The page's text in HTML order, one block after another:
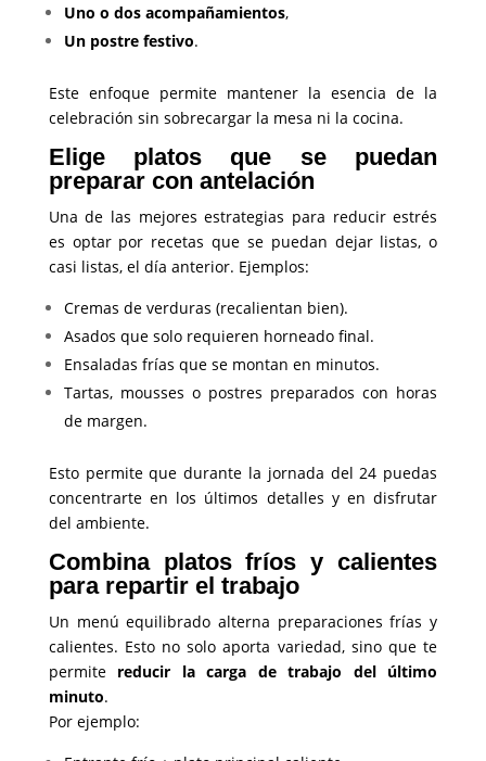
Uno o dos acompañamientos,
Un postre festivo.
Este enfoque permite mantener la esencia de la
celebración sin sobrecargar la mesa ni la cocina.
Elige platos que se puedan
preparar con antelación
Una de las mejores estrategias para reducir estrés
es optar por recetas que se puedan dejar listas, o
casi listas, el día anterior. Ejemplos:
Cremas de verduras (recalientan bien).
Asados que solo requieren horneado final.
Ensaladas frías que se montan en minutos.
Tartas, mousses o postres preparados con horas
de margen.
Esto permite que durante la jornada del 24 puedas
concentrarte en los últimos detalles y en disfrutar
del ambiente.
Combina platos fríos y calientes
para repartir el trabajo
Un menú equilibrado alterna preparaciones frías y
calientes. Esto no solo aporta variedad, sino que te
permite reducir la carga de trabajo del último
minuto.
Por ejemplo: